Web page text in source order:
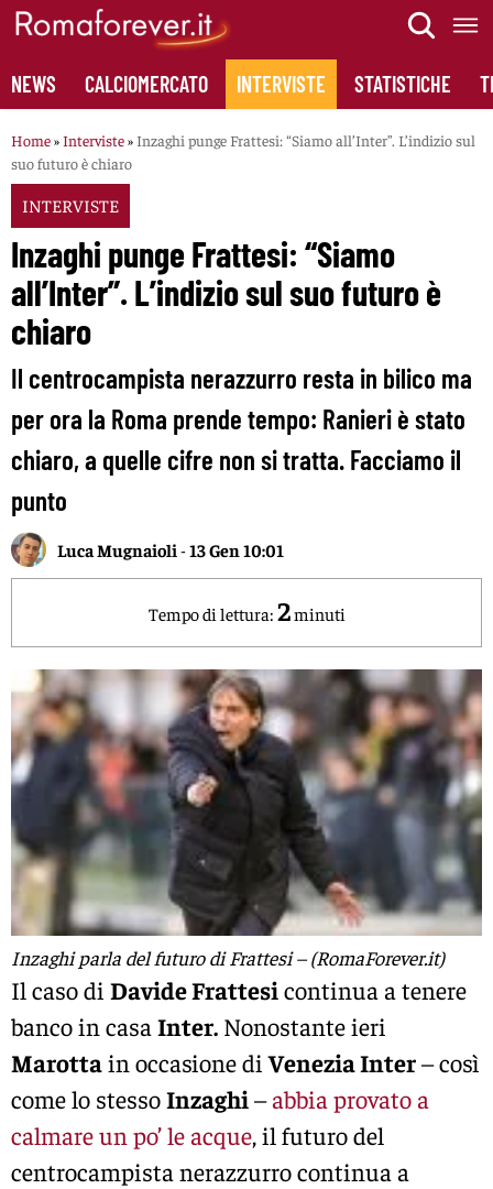
Skip
content
NEWS CALCIOMERCATO INTERVISTE STATISTICHE
Home»Interviste» Inzaghi punge Frattesi: “Siamo all’Inter”. L’indizio sul
suo futuro è chiaro
INTERVISTE
Inzaghi punge Frattesi: “Siamo
all’Inter”. L’indizio sul suo futuro è
chiaro
Il centrocampista nerazzurro resta in bilico ma
per ora la Roma prende tempo: Ranieri è stato
chiaro, a quelle cifre non si tratta. Facciamo il
punto
Luca Mugnaioli -13 Gen 10:01
Tempo di lettura: 2minuti
Inzaghi parla del futuro di Frattesi – (RomaForever.it)
Il caso di Davide Frattesicontinua a tenere
banco in casa Inter. Nonostante ieri
Marottain occasione diVenezia Inter– così
come lo stessoInzaghi–abbia provato a
calmare un po’ le acque, il futuro del
centrocampista nerazzurro continua a